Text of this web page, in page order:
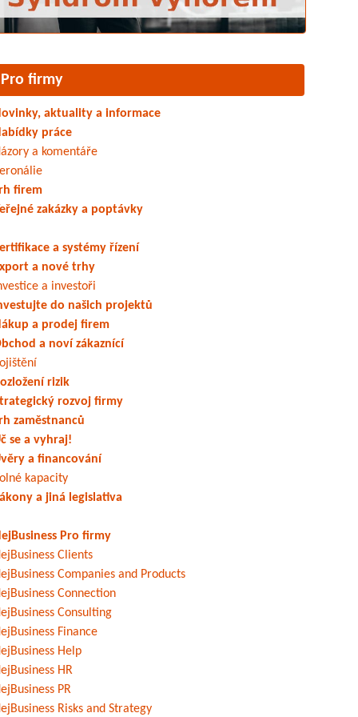
Pro firmy
aktuality a informace
práce
a komentáře
firem
zakázky a poptávky
a systémy řízení
a nové trhy
a investoři
do našich projektů
a prodej firem
a noví zákaznící
rizik
rozvoj firmy
zaměstnanců
se a vyhraj!
a financování
kapacity
a jiná legislativa
Pro firmy
Clients
Companies and Products
Connection
Consulting
Finance
Help
HR
PR
Risks and Strategy